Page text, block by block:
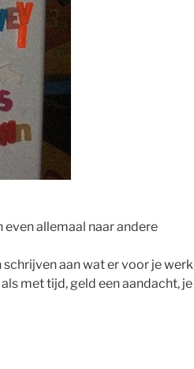
allemaal naar andere
aan wat er voor je werk
met tijd, geld een aandacht, je